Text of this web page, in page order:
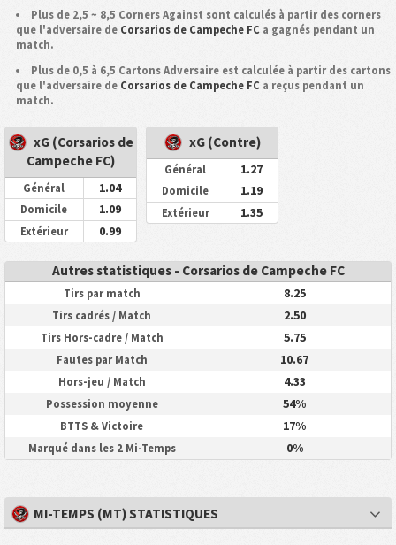
Plus de 2,5 ~ 8,5 Corners Against sont calculés à partir des corners
que l'adversaire de Corsarios de Campeche FCa gagnés pendant un
match.
Plus de 0,5 à 6,5 Cartons Adversaire est calculée à partir des cartons
que l'adversaire de Corsarios de Campeche FCa reçus pendant un
match.
xG (Corsarios de
Campeche FC)
Général 1.04
Domicile 1.09
Extérieur 0.99
xG (Contre)
Général 1.27
Domicile 1.19
Extérieur 1.35
Autres statistiques - Corsarios de Campeche FC
Tirs par match 8.25
Tirs cadrés / Match 2.50
Tirs Hors-cadre / Match 5.75
Fautes par Match 10.67
Hors-jeu / Match 4.33
Possession moyenne 54%
BTTS & Victoire 17%
Marqué dans les 2 Mi-Temps 0%
MI-TEMPS (MT) STATISTIQUES